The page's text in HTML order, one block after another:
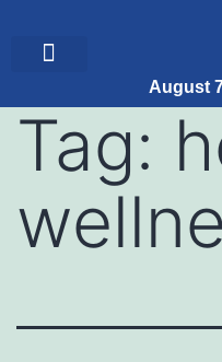
August
Tag: